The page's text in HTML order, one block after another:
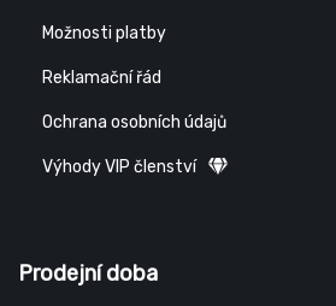
Možnosti platby
Reklamační řád
Ochrana osobních údajů
Výhody VIP členství
Prodejní doba